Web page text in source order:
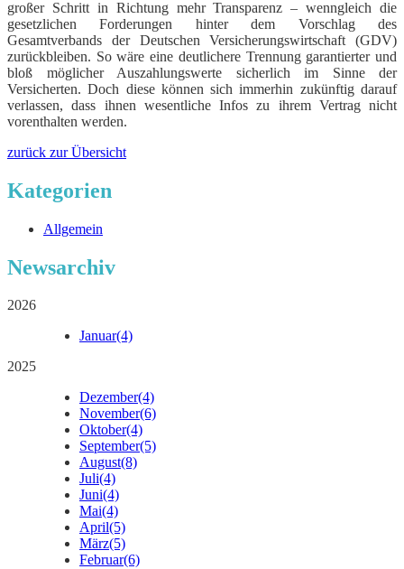
großer Schritt in Richtung mehr Transparenz – wenngleich die
gesetzlichen Forderungen hinter dem Vorschlag des
Gesamtverbands der Deutschen Versicherungswirtschaft (GDV)
zurückbleiben. So wäre eine deutlichere Trennung garantierter und
bloß möglicher Auszahlungswerte sicherlich im Sinne der
Versicherten. Doch diese können sich immerhin zukünftig darauf
verlassen, dass ihnen wesentliche Infos zu ihrem Vertrag nicht
vorenthalten werden.
zurück zur Übersicht
Kategorien
Allgemein
Newsarchiv
2026
Januar(4)
2025
Dezember(4)
November(6)
Oktober(4)
September(5)
August(8)
Juli(4)
Juni(4)
Mai(4)
April(5)
März(5)
Februar(6)